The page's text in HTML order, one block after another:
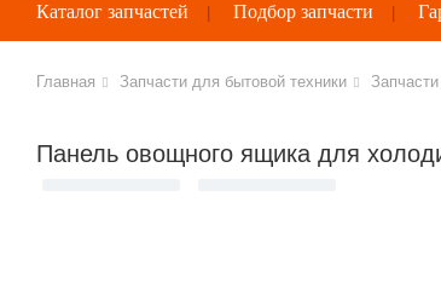
Каталог запчастей Подбор запчасти
Главная Запчасти для бытовой техники
Панель овощного ящика для